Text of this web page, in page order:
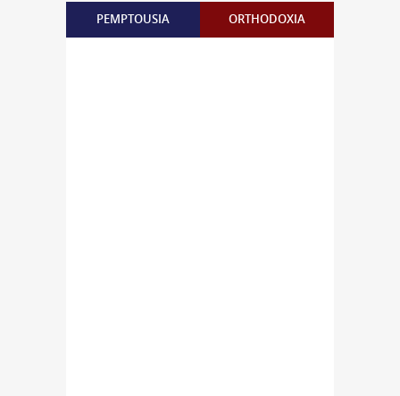
PEMPTOUSIA ORTHODOXIA